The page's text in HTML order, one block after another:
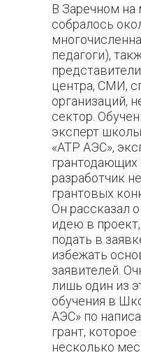
В Заречном на
собралось
педагоги),
центра, СМИ,
организаций,
сектор.
эксперт
«АТР АЭС»,
разработчик
грантовых
Он рассказал
идею в
подать в
избежать
заявителей.
лишь один из
обучения в
АЭС» по
грант,
несколько